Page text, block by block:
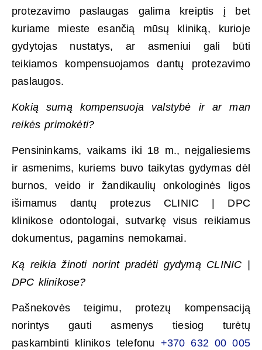
protezavimo paslaugas galima kreiptis į bet
kuriame mieste esančią mūsų kliniką, kurioje
gydytojas nustatys, ar asmeniui gali būti
teikiamos kompensuojamos dantų protezavimo
paslaugos.
Kokią sumą kompensuoja valstybė ir ar man
reikės primokėti?
Pensininkams, vaikams iki 18 m., neįgaliesiems
ir asmenims, kuriems buvo taikytas gydymas dėl
burnos, veido ir žandikaulių onkologinės ligos
išimamus dantų protezus CLINIC | DPC
klinikose odontologai, sutvarkę visus reikiamus
dokumentus, pagamins nemokamai.
Ką reikia žinoti norint pradėti gydymą CLINIC |
DPC klinikose?
Pašnekovės teigimu, protezų kompensaciją
norintys gauti asmenys tiesiog turėtų
paskambinti klinikos telefonu +370 632 00 005